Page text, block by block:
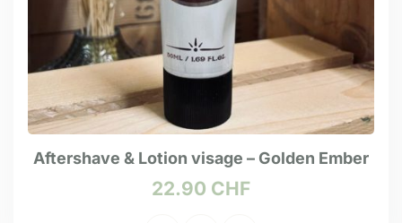
Aftershave & Lotion visage – Golden Ember
22.90 CHF